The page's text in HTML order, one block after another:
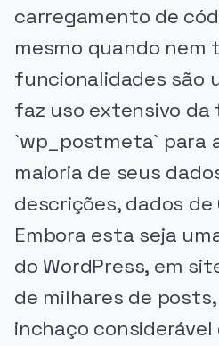
carregamento de
mesmo quando nem
funcionalidades são
faz uso extensivo da
`wp_postmeta` para
maioria de seus
descrições, dados de
Embora esta seja
do WordPress, em
de milhares de
inchaço